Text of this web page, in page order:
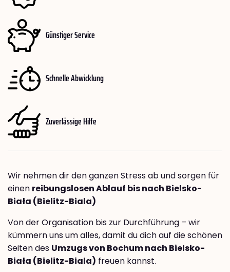
Günstiger Service
Schnelle Abwicklung
Zuverlässige Hilfe
Wir nehmen dir den ganzen Stress ab und sorgen für
einen reibungslosen Ablauf bis nach Bielsko-
Biała (Bielitz-Biala)
Von der Organisation bis zur Durchführung – wir
kümmern uns um alles, damit du dich auf die schönen
Seiten des Umzugs von Bochum nach Bielsko-
Biała (Bielitz-Biala) freuen kannst.